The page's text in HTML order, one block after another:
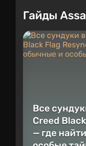
которыми вы
любое время.
Гайды
Все
Creed
— где